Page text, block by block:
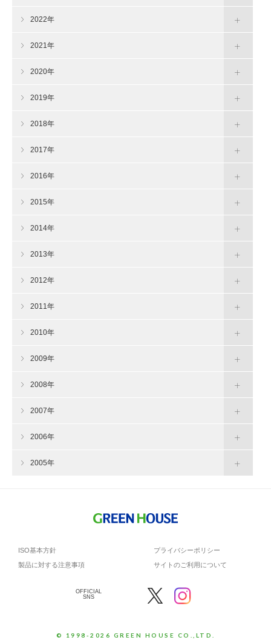
2022年
2021年
2020年
2019年
2018年
2017年
2016年
2015年
2014年
2013年
2012年
2011年
2010年
2009年
2008年
2007年
2006年
2005年
ISO基本方針
プライバシーポリシー
製品に対する注意事項
サイトのご利用について
OFFICIAL
SNS
© 1998-2026 GREEN HOUSE CO.,LTD.